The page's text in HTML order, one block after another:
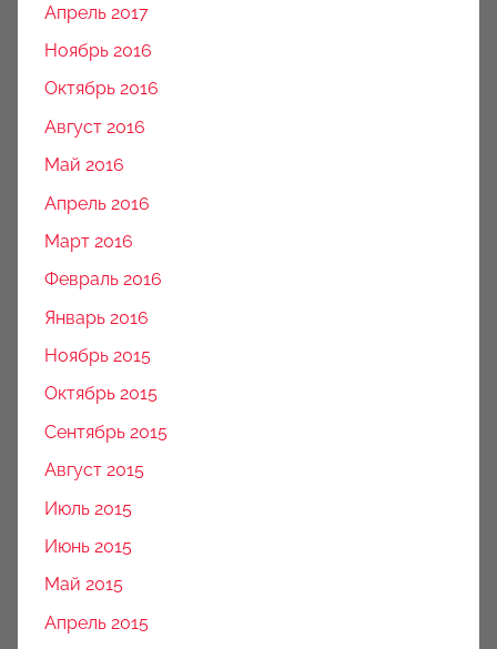
Апрель 2017
Ноябрь 2016
Октябрь 2016
Август 2016
Май 2016
Апрель 2016
Март 2016
Февраль 2016
Январь 2016
Ноябрь 2015
Октябрь 2015
Сентябрь 2015
Август 2015
Июль 2015
Июнь 2015
Май 2015
Апрель 2015